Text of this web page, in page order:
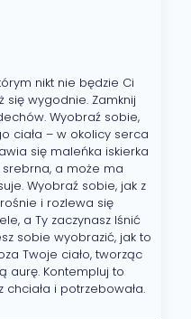
nikt nie będzie Ci
się wygodnie. Zamknij
Wyobraź sobie,
ciała – w okolicy serca
się maleńka iskierka
srebrna, a może ma
Wyobraź sobie, jak z
i rozlewa się
a Ty zaczynasz lśnić
sobie wyobrazić, jak to
Twoje ciało, tworząc
aurę. Kontempluj to
chciała i potrzebowała.